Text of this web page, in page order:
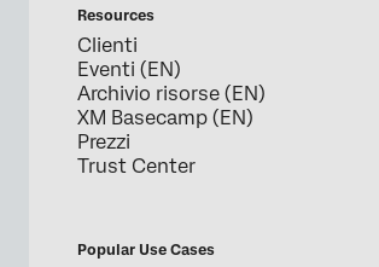
Resources
Clienti
Eventi (EN)
Archivio risorse (EN)
XM Basecamp (EN)
Prezzi
Trust Center
Popular Use Cases